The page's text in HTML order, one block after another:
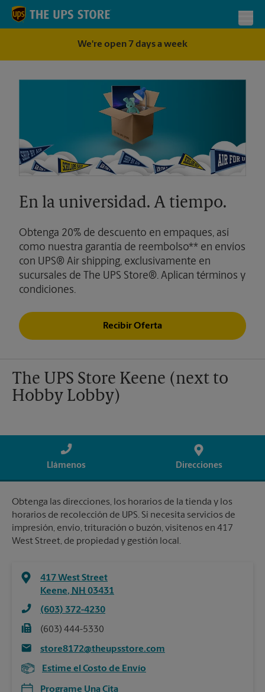
Skip to content
Return to Nav
We're open 7 days a week
En la universidad. A tiempo.
Obtenga 20% de descuento en empaques, así
como nuestra garantía de reembolso** en envíos
con UPS® Air shipping, exclusivamente en
sucursales de The UPS Store®. Aplican términos y
condiciones.
Recibir Oferta
The UPS Store Keene (next to
Hobby Lobby)
Llámenos Direcciones
Obtenga las direcciones, los horarios de la tienda y los
horarios de recolección de UPS. Si necesita servicios de
impresión, envío, trituración o buzón, visítenos en 417
West Street, de propiedad y gestión local.
417 West Street
Keene, NH 03431
(603) 372-4230
(603) 444-5330
store8172@theupsstore.com
Estime el Costo de Envío
Programe Una Cita